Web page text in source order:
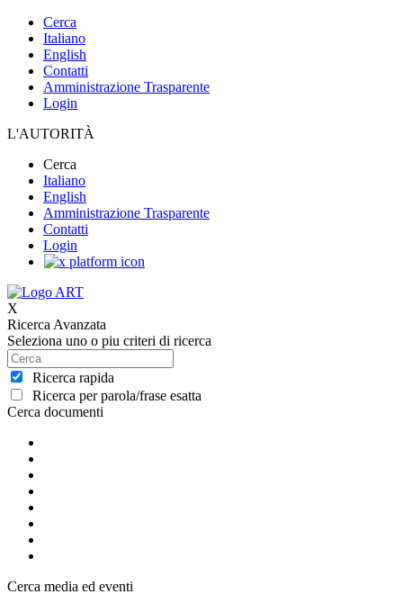
Cerca
Italiano
English
Contatti
Amministrazione Trasparente
Login
L'AUTORITÀ
Cerca
Italiano
English
Amministrazione Trasparente
Contatti
Login
X
Ricerca Avanzata
Seleziona uno o piu criteri di ricerca
Ricerca rapida
Ricerca per parola/frase esatta
Cerca documenti
Cerca media ed eventi